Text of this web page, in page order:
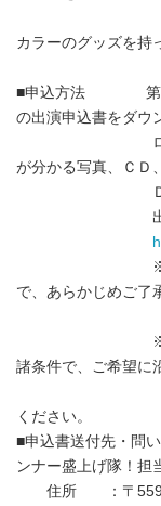
自分で選ん
カラーのグッズを持
応援いた
■申込方法 第4回
の出演申込書をダウ
ロードし、演
が分かる写真、ＣＤ、
ＤＶＤ）を同
出演申込書
※申込書及び
で、あらかじめご了
さい
※演目や、出
諸条件で、ご希望に
ない可能性
ください。
■申込書送付先・問
ンナー盛上げ隊！担
住所 ：〒559－